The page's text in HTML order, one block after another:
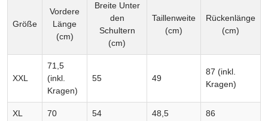
Größe
Vordere
Länge
(cm)
Breite Unter
den
Schultern
(cm)
Taillenweite
(cm)
Rückenlänge
(cm)
XXL
71,5
(inkl.
Kragen)
55 49
87 (inkl.
Kragen)
XL 70 54 48,5 86